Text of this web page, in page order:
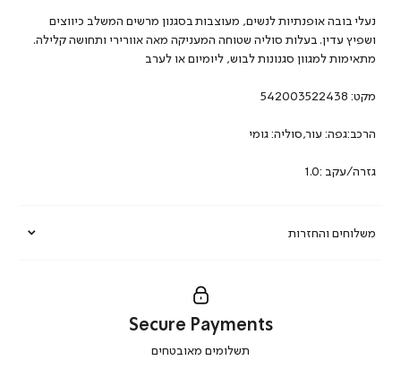
משלוחים והחזרות
נעלי בובה אופנתיות לנשים, מעוצבות בסגנון מרשים המשלב כיווצים
ושפיץ עדין. בעלות סוליה שטוחה המעניקה מאה אוורירי ותחושה קלילה.
מתאימות למגוון סגנונות לבוש, ליומיום או לערב
מקט: 542003522438
הרכב:גפה: עור,סוליה: גומי
גזרה/עקב :1.0
secure
Secure Payments
תשלומים מאובטחים